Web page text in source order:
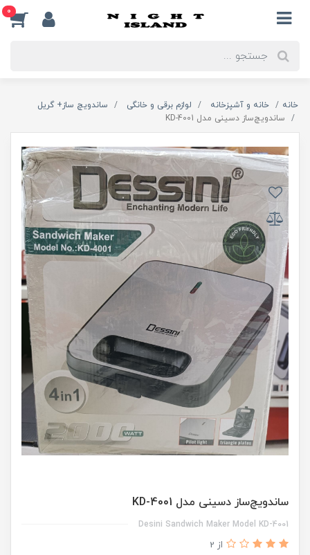
0
خانه خانه و آشپزخانه لوازم برقی و خانگی
ساندویچ ساز+ گریل
ساندویچ‌ساز دسینی مدل KD-4001
ساندویچ‌ساز دسینی مدل KD-4001
Desini Sandwich Maker Model KD-4001
از 2